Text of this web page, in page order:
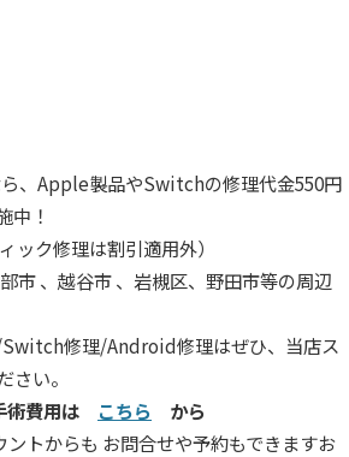
、Apple製品やSwitchの修理代金550円
中！
ック修理は割引適用外）
市 、越谷市 、岩槻区、野田市等の周辺
修理/Android修理はぜひ、当店ス
さい。
術費用は こちら から
トからも お問合せや予約もできますお